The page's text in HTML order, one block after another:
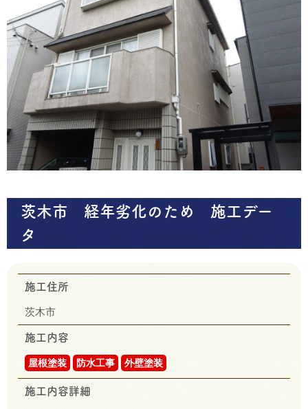
茨木市 経年劣化のため 施工デー
タ
施工住所
茨木市
施工内容
屋根塗装 防水工事 外壁塗装
施工内容詳細